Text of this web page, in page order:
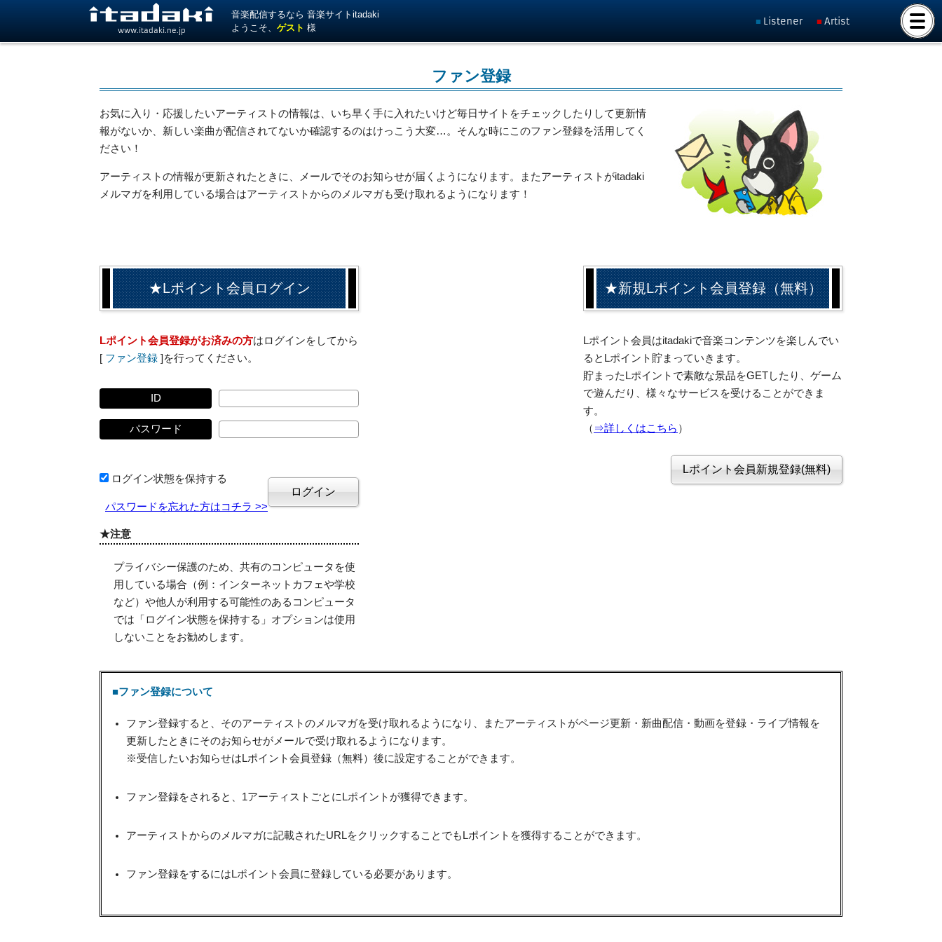
www.itadaki.ne.jp
音楽配信するなら 音楽サイトitadaki
ようこそ、ゲスト 様
Listener Artist
ファン登録
お気に入り・応援したいアーティストの情報は、いち早く手に入れたいけど毎日サイトをチェックしたりして更新情
報がないか、新しい楽曲が配信されてないか確認するのはけっこう大変…。そんな時にこのファン登録を活用してく
ださい！
アーティストの情報が更新されたときに、メールでそのお知らせが届くようになります。またアーティストがitadaki
メルマガを利用している場合はアーティストからのメルマガも受け取れるようになります！
★Lポイント会員ログイン
Lポイント会員登録がお済みの方はログインをしてから
[ ファン登録 ]を行ってください。
ID
パスワード
ログイン状態を保持する
パスワードを忘れた方はコチラ >>
★注意
プライバシー保護のため、共有のコンピュータを使
用している場合（例：インターネットカフェや学校
など）や他人が利用する可能性のあるコンピュータ
では「ログイン状態を保持する」オプションは使用
しないことをお勧めします。
★新規Lポイント会員登録（無料）
Lポイント会員はitadakiで音楽コンテンツを楽しんでい
るとLポイント貯まっていきます。
貯まったLポイントで素敵な景品をGETしたり、ゲーム
で遊んだり、様々なサービスを受けることができま
す。
（ ⇒詳しくはこちら ）
■ファン登録について
ファン登録すると、そのアーティストのメルマガを受け取れるようになり、またアーティストがページ更新・新曲配信・動画を登録・ライブ情報を
更新したときにそのお知らせがメールで受け取れるようになります。
※受信したいお知らせはLポイント会員登録（無料）後に設定することができます。
ファン登録をされると、1アーティストごとにLポイントが獲得できます。
アーティストからのメルマガに記載されたURLをクリックすることでもLポイントを獲得することができます。
ファン登録をするにはLポイント会員に登録している必要があります。